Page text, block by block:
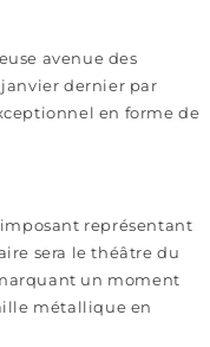
avenue des
dernier par
en forme de
représentant
sera le théâtre du
un moment
métallique en